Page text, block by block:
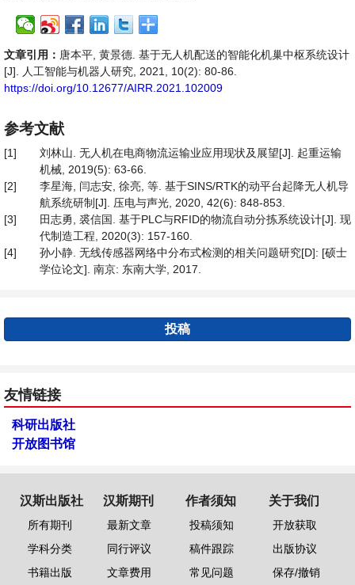
文章引用： 唐本平, 黄景德. 基于无人机配送的智能化机巢中枢系统设计
[J]. 人工智能与机器人研究, 2021, 10(2): 80-86.
https://doi.org/10.12677/AIRR.2021.102009
参考文献
[1]
刘林山. 无人机在电商物流运输业应用现状及展望[J]. 起重运输
机械, 2019(5): 63-66.
[2]
李星海, 闫志安, 徐亮, 等. 基于SINS/RTK的动平台起降无人机导
航系统研制[J]. 压电与声光, 2020, 42(6): 848-853.
[3]
田志勇, 裘信国. 基于PLC与RFID的物流自动分拣系统设计[J]. 现
代制造工程, 2020(3): 157-160.
[4]
孙小静. 无线传感器网络中分布式检测的相关问题研究[D]: [硕士
学位论文]. 南京: 东南大学, 2017.
投稿
友情链接
科研出版社
开放图书馆
汉斯出版社
所有期刊
学科分类
书籍出版
汉斯期刊
最新文章
同行评议
文章费用
作者须知
投稿须知
稿件跟踪
常见问题
关于我们
开放获取
出版协议
保存/撤销